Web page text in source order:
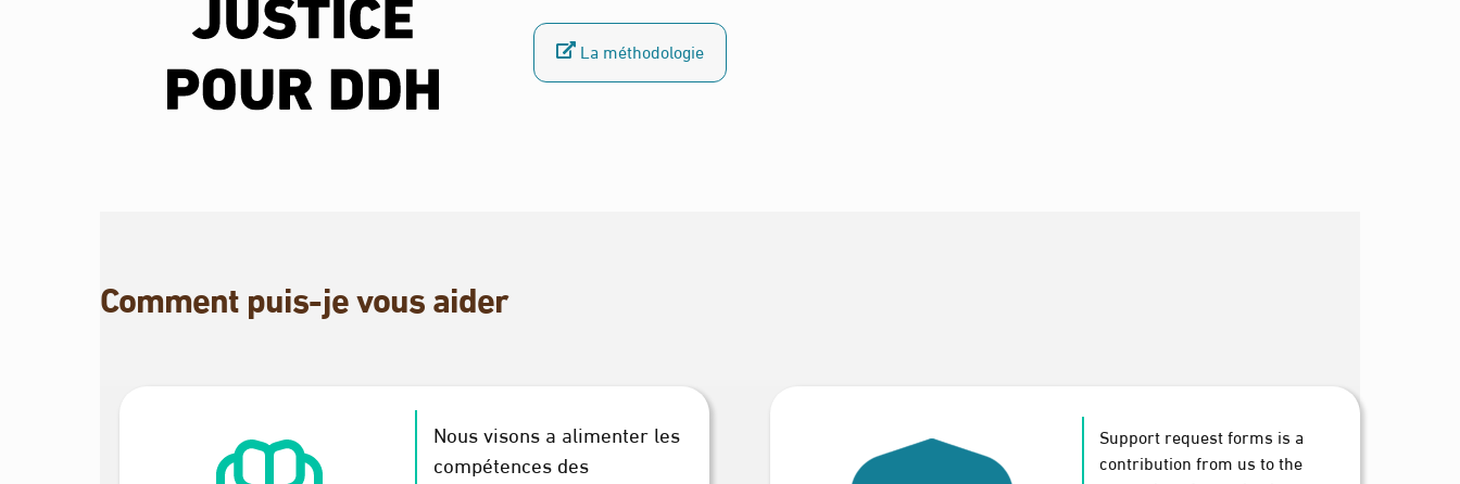
La méthodologie
Comment puis-je vous aider
Nous visons a alimenter les
compétences des
Support request forms is a
contribution from us to the